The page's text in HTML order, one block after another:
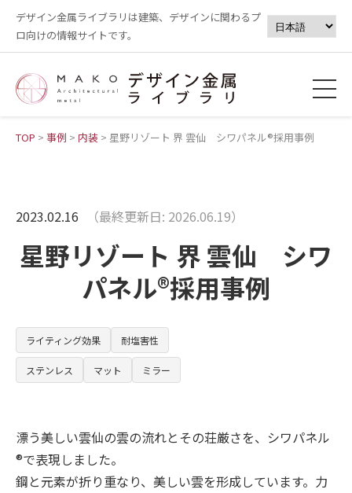
デザイン金属ライブラリは建築、デザインに関わるプ
ロ向けの情報サイトです。
TOP > 事例 > 内装 > 星野リゾート 界 雲仙 シワパネル®採用事例
2023.02.16 （最終更新日: 2026.06.19）
星野リゾート 界 雲仙 シワ
パネル®採用事例
ライティング効果 耐塩害性
ステンレス マット ミラー
漂う美しい雲仙の雲の流れとその荘厳さを、シワパネル
®︎で表現しました。
鋼と元素が折り重なり、美しい雲を形成しています。力